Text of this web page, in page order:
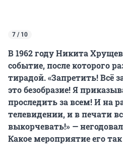
7 / 10
В 1962 году Никита
событие, после которого
тирадой. «Запретить! Всё
это безобразие! Я
проследить за всем! И на
телевидении, и в печати
выкорчевать!» —
Какое мероприятие его